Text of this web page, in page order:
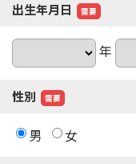
出生年月日 需要
年
性別 需要
男 女